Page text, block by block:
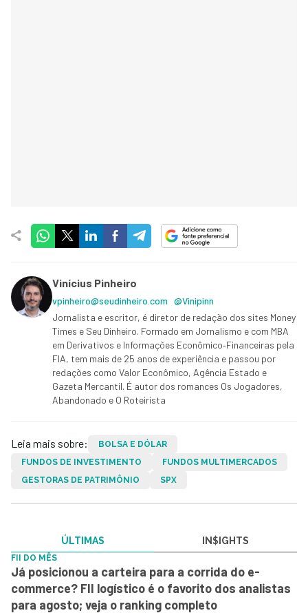
Vinícius Pinheiro
vpinheiro@seudinheiro.com @Vinipinn
Jornalista e escritor, é diretor de redação dos sites Money
Times e Seu Dinheiro. Formado em Jornalismo e com MBA
em Derivativos e Informações Econômico‑Financeiras pela
FIA, tem mais de 25 anos de experiência e passou por
redações como Valor Econômico, Agência Estado e
Gazeta Mercantil. É autor dos romances Os Jogadores,
Abandonado e O Roteirista
Leia mais sobre:
BOLSA E DÓLAR
FUNDOS DE INVESTIMENTO
FUNDOS MULTIMERCADOS
GESTORAS DE PATRIMÔNIO
SPX
ÚLTIMAS IN$IGHTS
FII DO MÊS
Já posicionou a carteira para a corrida do e-
commerce? FII logístico é o favorito dos analistas
para agosto; veja o ranking completo